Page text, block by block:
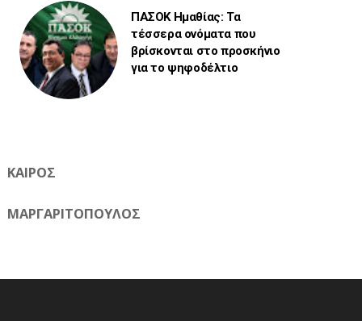
ΠΑΣΟΚ Ημαθίας: Τα
τέσσερα ονόματα που
βρίσκονται στο προσκήνιο
για το ψηφοδέλτιο
ΚΑΙΡΟΣ
ΜΑΡΓΑΡΙΤΟΠΟΥΛΟΣ